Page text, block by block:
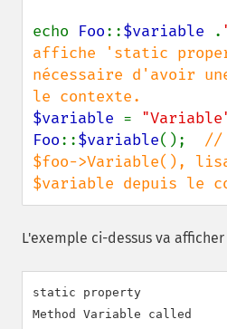
echo Foo::$variable .
affiche 'static
nécessaire d'avoir
$variable =
Foo::$variable(); //
$foo->Variable(),
$variable depuis le
L'exemple ci-dessus va afficher
static property